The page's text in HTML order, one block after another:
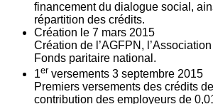
financement du dialogue social,
répartition des crédits.
Création le 7 mars 2015
Création de l’AGFPN,
Fonds paritaire national.
1er versements 3 septembre 2015
Premiers versements des crédits
contribution des employeurs de